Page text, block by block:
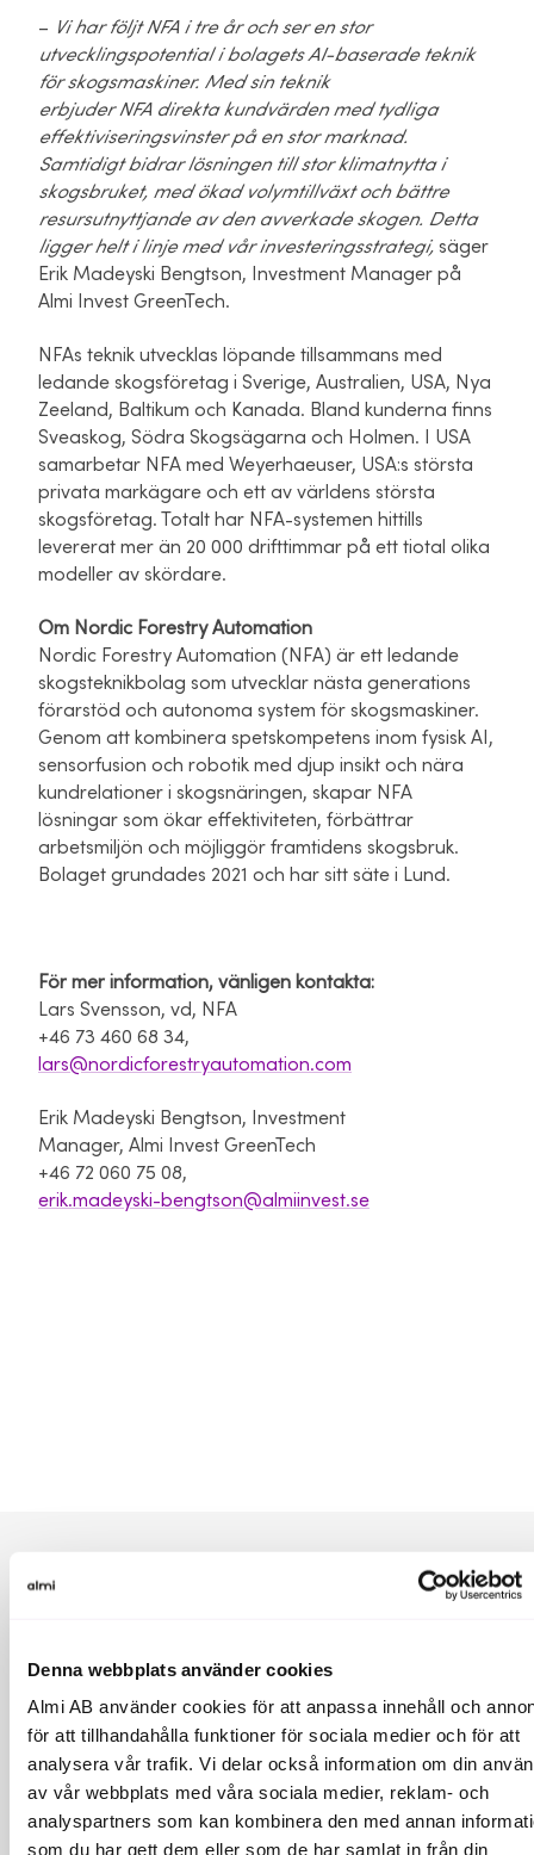
Denna webbplats använder cookies
Almi AB använder cookies för att anpassa innehåll och
för att tillhandahålla funktioner för sociala medier och för att
analysera vår trafik. Vi delar också information om din
av vår webbplats med våra sociala medier, reklam- och
analyspartners som kan kombinera den med annan
som du har gett dem eller som de har samlat in från din
– Vi har följt NFA i tre år och ser en stor
utvecklingspotential i bolagets AI-baserade teknik
för skogsmaskiner. Med sin teknik
erbjuder NFA direkta kundvärden med tydliga
effektiviseringsvinster på en stor marknad.
Samtidigt bidrar lösningen till stor klimatnytta i
skogsbruket, med ökad volymtillväxt och bättre
resursutnyttjande av den avverkade skogen. Detta
ligger helt i linje med vår investeringsstrategi, säger
Erik Madeyski Bengtson, Investment Manager på
Almi Invest GreenTech.
NFAs teknik utvecklas löpande tillsammans med
ledande skogsföretag i Sverige, Australien, USA, Nya
Zeeland, Baltikum och Kanada. Bland kunderna finns
Sveaskog, Södra Skogsägarna och Holmen. I USA
samarbetar NFA med Weyerhaeuser, USA:s största
privata markägare och ett av världens största
skogsföretag. Totalt har NFA-systemen hittills
levererat mer än 20 000 drifttimmar på ett tiotal olika
modeller av skördare.
Om Nordic Forestry Automation
Nordic Forestry Automation (NFA) är ett ledande
skogsteknikbolag som utvecklar nästa generations
förarstöd och autonoma system för skogsmaskiner.
Genom att kombinera spetskompetens inom fysisk AI,
sensorfusion och robotik med djup insikt och nära
kundrelationer i skogsnäringen, skapar NFA
lösningar som ökar effektiviteten, förbättrar
arbetsmiljön och möjliggör framtidens skogsbruk.
Bolaget grundades 2021 och har sitt säte i Lund.
För mer information, vänligen kontakta:
Lars Svensson, vd, NFA
+46 73 460 68 34,
lars@nordicforestryautomation.com
Erik Madeyski Bengtson, Investment
Manager, Almi Invest GreenTech
+46 72 060 75 08,
erik.madeyski-bengtson@almiinvest.se
Om Almi:
Vi gör investeringar i hela landet via 7 regionala
riskkapitalbolag och ett nationellt riskkapitalbolag inom
GreenTech. Almi Invest förvaltar cirka 3,5 miljarder kronor
och har sedan start investerat i ca 1 000 startups. Våra
bästa innehav har förvärvats av bl a Google, Microsoft,
Qlik och Apple eller noterats på olika börser. Almi Invest är
ett riskkapitalbolag inom Almi-koncernen och
medfinansieras av Europeiska unionen.